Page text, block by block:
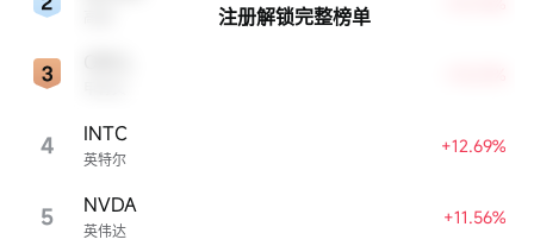
4 英特尔
INTC +12.69%
5 英伟达
NVDA +11.56%
注册解锁完整榜单